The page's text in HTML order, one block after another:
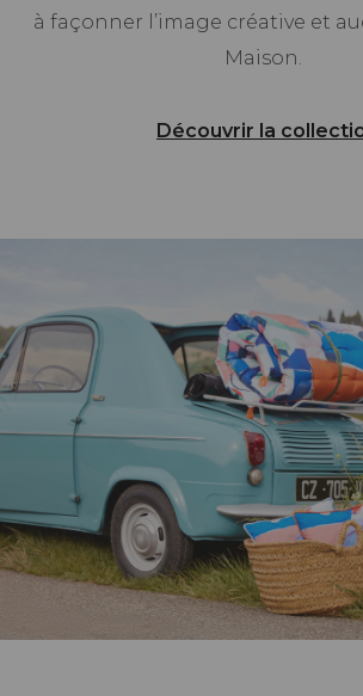
à façonner l’image créative et
Maison.
Découvrir la